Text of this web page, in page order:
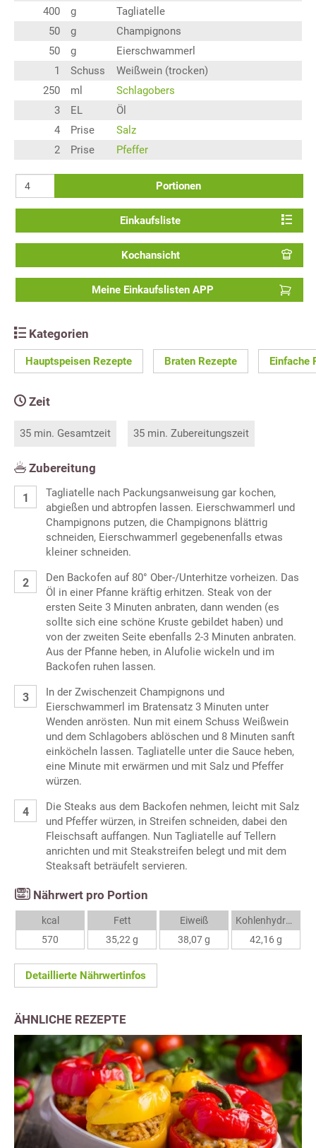
400
g
Tagliatelle
50
g
Champignons
50
g
Eierschwammerl
1
Schuss
Weißwein (trocken)
250
ml
Schlagobers
3
EL
Öl
4
Prise
Salz
2
Prise Pfeffer
Portionen
Einkaufsliste
Kochansicht
Meine Einkaufslisten APP
Kategorien
Hauptspeisen Rezepte Braten Rezepte Einfache
Zeit
35 min. Gesamtzeit 35 min. Zubereitungszeit
Zubereitung
Tagliatelle nach Packungsanweisung gar kochen,
abgießen und abtropfen lassen. Eierschwammerl und
Champignons putzen, die Champignons blättrig
schneiden, Eierschwammerl gegebenenfalls etwas
kleiner schneiden.
Den Backofen auf 80° Ober-/Unterhitze vorheizen. Das
Öl in einer Pfanne kräftig erhitzen. Steak von der
ersten Seite 3 Minuten anbraten, dann wenden (es
sollte sich eine schöne Kruste gebildet haben) und
von der zweiten Seite ebenfalls 2-3 Minuten anbraten.
Aus der Pfanne heben, in Alufolie wickeln und im
Backofen ruhen lassen.
In der Zwischenzeit Champignons und
Eierschwammerl im Bratensatz 3 Minuten unter
Wenden anrösten. Nun mit einem Schuss Weißwein
und dem Schlagobers ablöschen und 8 Minuten sanft
einköcheln lassen. Tagliatelle unter die Sauce heben,
eine Minute mit erwärmen und mit Salz und Pfeffer
würzen.
Die Steaks aus dem Backofen nehmen, leicht mit Salz
und Pfeffer würzen, in Streifen schneiden, dabei den
Fleischsaft auffangen. Nun Tagliatelle auf Tellern
anrichten und mit Steakstreifen belegt und mit dem
Steaksaft beträufelt servieren.
Nährwert pro Portion
kcal
570
Fett
35,22 g
Eiweiß
38,07 g
Kohlenhydrate
42,16 g
Detaillierte Nährwertinfos
ÄHNLICHE REZEPTE